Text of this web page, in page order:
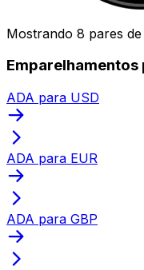
Mostrando 8 pares
Emparelhamentos
ADA para USD
ADA para EUR
ADA para GBP